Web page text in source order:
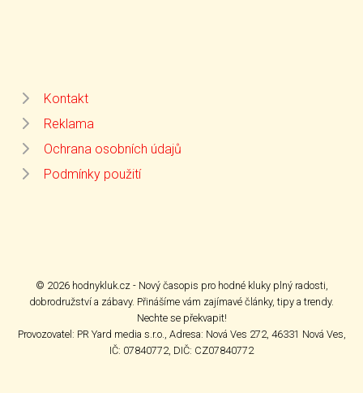
Kontakt
Reklama
Ochrana osobních údajů
Podmínky použití
© 2026 hodnykluk.cz - Nový časopis pro hodné kluky plný radosti,
dobrodružství a zábavy. Přinášíme vám zajímavé články, tipy a trendy.
Nechte se překvapit!
Provozovatel: PR Yard media s.r.o., Adresa: Nová Ves 272, 46331 Nová Ves,
IČ: 07840772, DIČ: CZ07840772